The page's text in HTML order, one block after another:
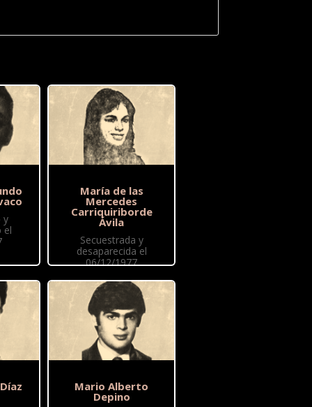
y
el
María de las
Mercedes
Carriquiriborde
Ávila
Secuestrada y
desaparecida el
06/12/1977
Mario Alberto
Depino